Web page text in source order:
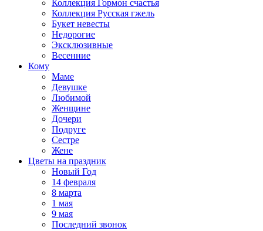
Коллекция Гормон счастья
Коллекция Русская гжель
Букет невесты
Недорогие
Эксклюзивные
Весенние
Кому
Маме
Девушке
Любимой
Женщине
Дочери
Подруге
Сестре
Жене
Цветы на праздник
Новый Год
14 февраля
8 марта
1 мая
9 мая
Последний звонок